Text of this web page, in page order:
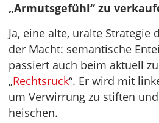
„Armutsgefühl“ zu
Ja, eine alte, uralte Strategie
der Macht: semantische
passiert auch beim aktuell
„Rechtsruck“. Er wird mit
um Verwirrung zu stiften
heischen.